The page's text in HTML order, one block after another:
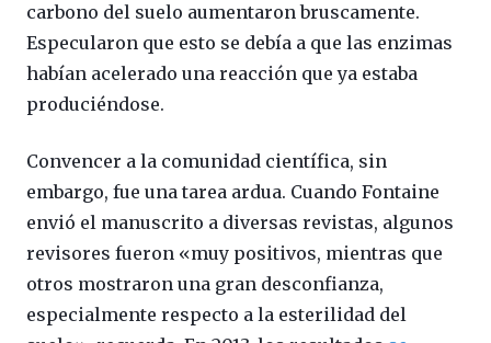
carbono del suelo aumentaron bruscamente.
Especularon que esto se debía a que las enzimas
habían acelerado una reacción que ya estaba
produciéndose.
Convencer a la comunidad científica, sin
embargo, fue una tarea ardua. Cuando Fontaine
envió el manuscrito a diversas revistas, algunos
revisores fueron «muy positivos, mientras que
otros mostraron una gran desconfianza,
especialmente respecto a la esterilidad del